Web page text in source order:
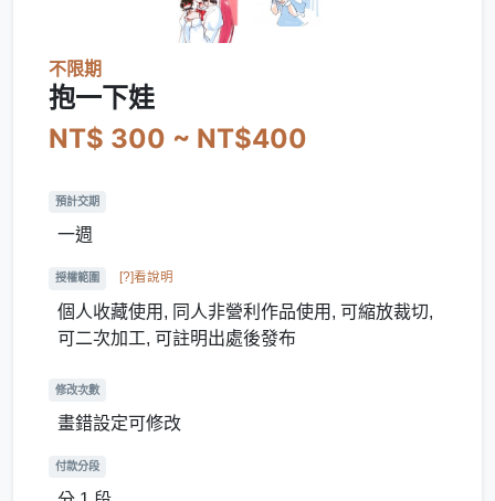
不限期
抱一下娃
NT$ 300 ~ NT$400
預計交期
一週
授權範圍 [?]看說明
個人收藏使用, 同人非營利作品使用, 可縮放裁切,
可二次加工, 可註明出處後發布
修改次數
畫錯設定可修改
付款分段